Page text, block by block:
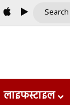
AppleGoogle
लाइफस्टाइल